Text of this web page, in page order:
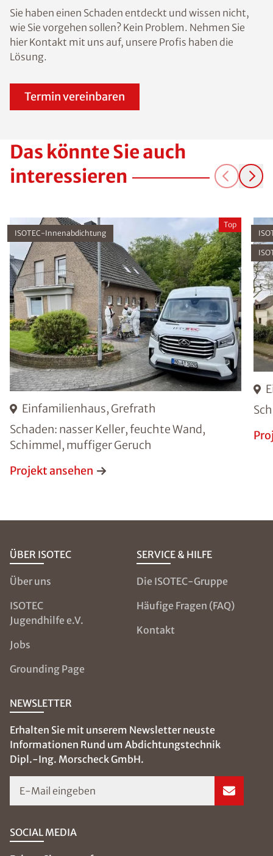
Sie haben einen Schaden entdeckt und wissen nicht,
wie Sie vorgehen sollen? Kein Problem. Nehmen Sie
hier Kontakt mit uns auf, unsere Profis haben die
Lösung.
Termin vereinbaren
Das könnte Sie auch
interessieren
Einfamilienhaus, Grefrath
Schaden: nasser Keller, feuchte Wand,
Schimmel, muffiger Geruch
ISOTEC-Innenabdichtung
Top
Projekt ansehen
ÜBER ISOTEC
Über uns
ISOTEC
Jugendhilfe e.V.
Jobs
Grounding Page
SERVICE & HILFE
Die ISOTEC-Gruppe
Häufige Fragen (FAQ)
Kontakt
NEWSLETTER
Erhalten Sie mit unserem Newsletter neuste
Informationen Rund um Abdichtungstechnik
Dipl.-Ing. Morscheck GmbH.
E-Mail eingeben
SOCIAL MEDIA